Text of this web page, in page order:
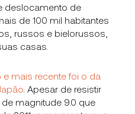
deslocamento de
de 100 mil habitantes
russos e bielorussos,
casas.
mais recente foi o da
Japão . Apesar de resistir
magnitude 9.0 que